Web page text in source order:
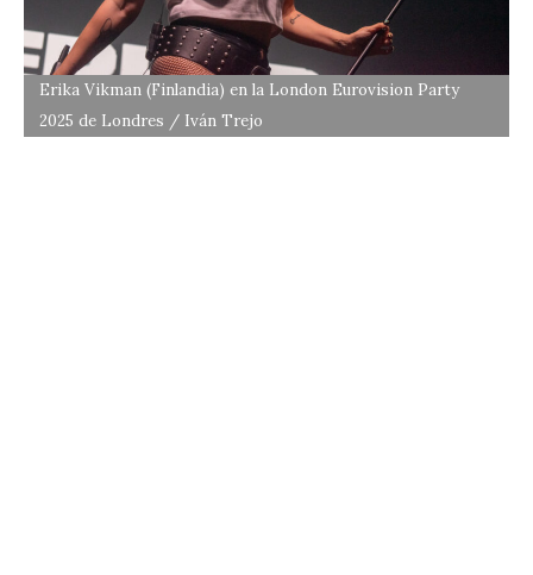
Erika Vikman (Finlandia) en la London Eurovision Party
2025 de Londres / Iván Trejo